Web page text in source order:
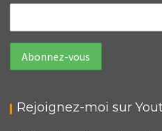
Rejoignez-moi sur